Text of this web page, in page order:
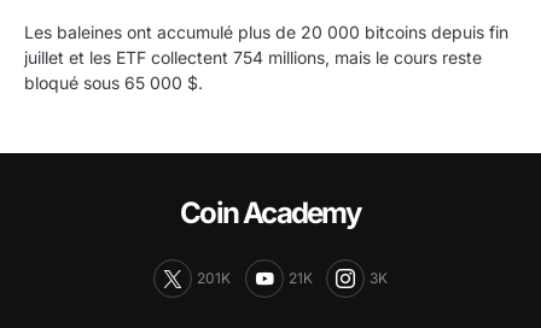
Les baleines ont accumulé plus de 20 000 bitcoins depuis fin
juillet et les ETF collectent 754 millions, mais le cours reste
bloqué sous 65 000 $.
Coin Academy
201K 21K 3K